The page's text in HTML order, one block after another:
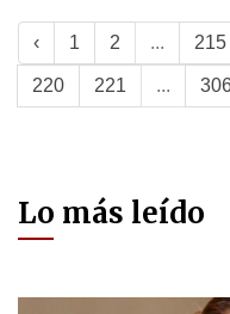
‹ 1 2 ... 215
220 221 ...
Lo más leído